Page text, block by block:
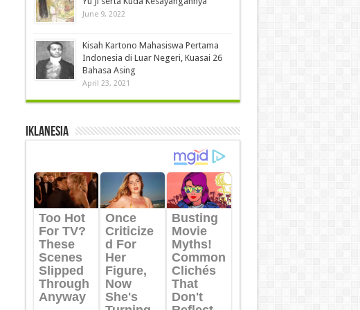
June 9, 2022
Kisah Kartono Mahasiswa Pertama
Indonesia di Luar Negeri, Kuasai 26
Bahasa Asing
April 23, 2021
IKLANESIA